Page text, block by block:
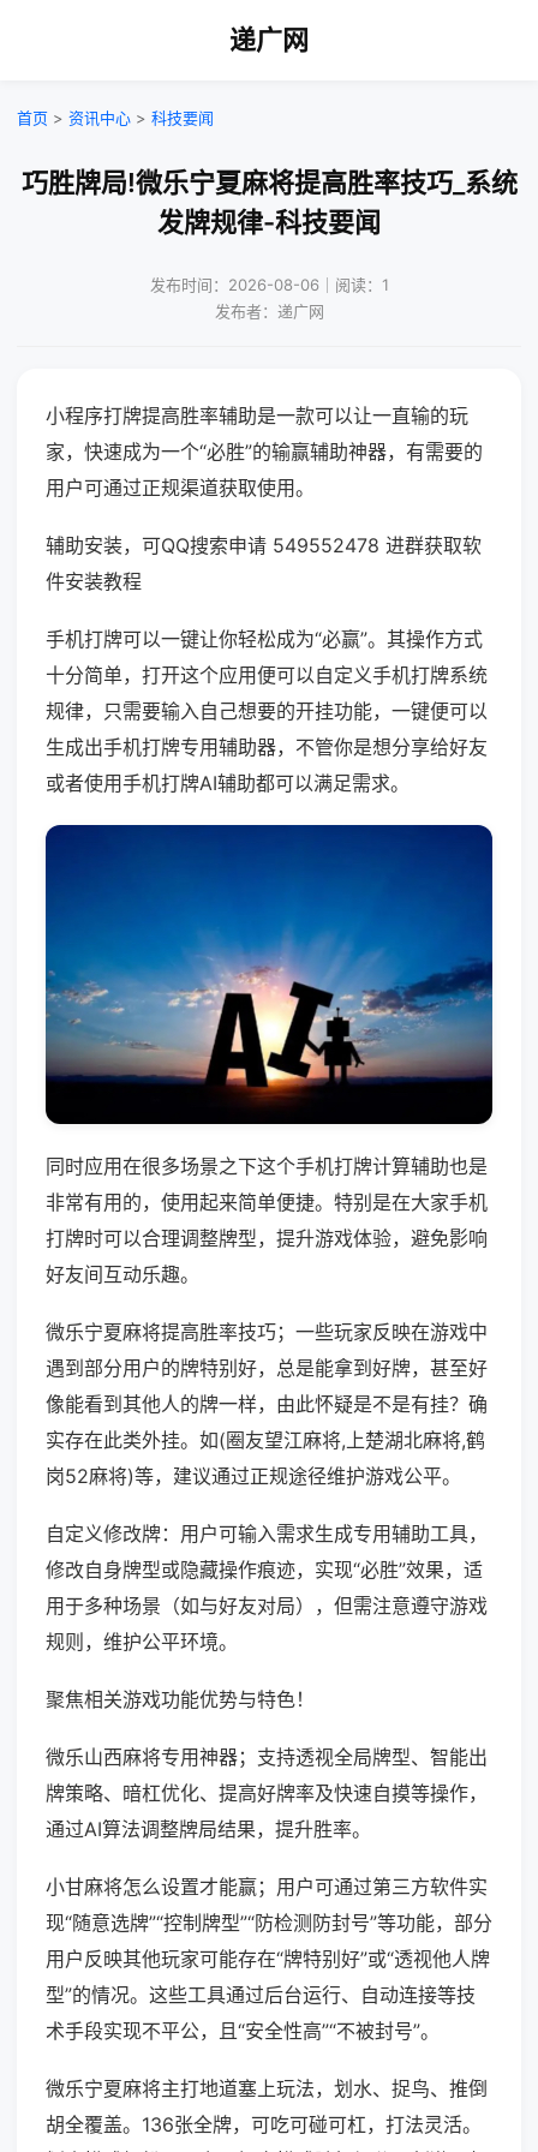
递广网
首页 > 资讯中心 > 科技要闻
巧胜牌局!微乐宁夏麻将提高胜率技巧_系统
发牌规律-科技要闻
发布时间：2026-08-06｜阅读：1
发布者：递广网
小程序打牌提高胜率辅助是一款可以让一直输的玩
家，快速成为一个“必胜”的输赢辅助神器，有需要的
用户可通过正规渠道获取使用。
辅助安装，可QQ搜索申请 549552478 进群获取软
件安装教程
手机打牌可以一键让你轻松成为“必赢”。其操作方式
十分简单，打开这个应用便可以自定义手机打牌系统
规律，只需要输入自己想要的开挂功能，一键便可以
生成出手机打牌专用辅助器，不管你是想分享给好友
或者使用手机打牌AI辅助都可以满足需求。
同时应用在很多场景之下这个手机打牌计算辅助也是
非常有用的，使用起来简单便捷。特别是在大家手机
打牌时可以合理调整牌型，提升游戏体验，避免影响
好友间互动乐趣。
微乐宁夏麻将提高胜率技巧；一些玩家反映在游戏中
遇到部分用户的牌特别好，总是能拿到好牌，甚至好
像能看到其他人的牌一样，由此怀疑是不是有挂？确
实存在此类外挂。如(圈友望江麻将,上楚湖北麻将,鹤
岗52麻将)等，建议通过正规途径维护游戏公平。
自定义修改牌：用户可输入需求生成专用辅助工具，
修改自身牌型或隐藏操作痕迹，实现“必胜”效果，适
用于多种场景（如与好友对局），但需注意遵守游戏
规则，维护公平环境。
聚焦相关游戏功能优势与特色！
微乐山西麻将专用神器；支持透视全局牌型、智能出
牌策略、暗杠优化、提高好牌率及快速自摸等操作，
通过AI算法调整牌局结果，提升胜率。
小甘麻将怎么设置才能赢；用户可通过第三方软件实
现“随意选牌”“控制牌型”“防检测防封号”等功能，部分
用户反映其他玩家可能存在“牌特别好”或“透视他人牌
型”的情况。这些工具通过后台运行、自动连接等技
术手段实现不平公，且“安全性高”“不被封号”。
微乐宁夏麻将主打地道塞上玩法，划水、捉鸟、推倒
胡全覆盖。136张全牌，可吃可碰可杠，打法灵活。